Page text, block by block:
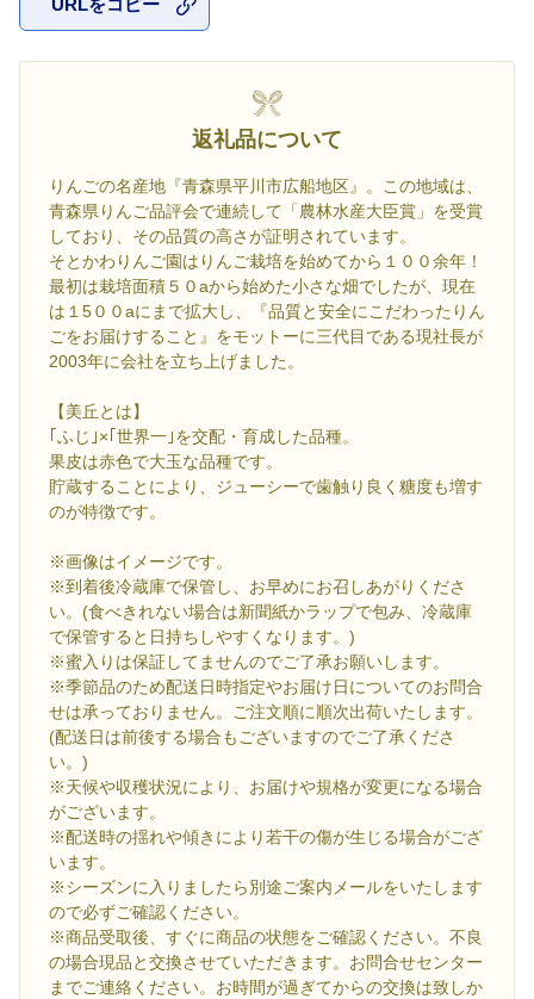
URLをコピー
返礼品について
りんごの名産地『青森県平川市広船地区』。この地域は、
青森県りんご品評会で連続して「農林水産大臣賞」を受賞
しており、その品質の高さが証明されています。
そとかわりんご園はりんご栽培を始めてから１００余年！
最初は栽培面積５０aから始めた小さな畑でしたが、現在
は１5００aにまで拡大し、『品質と安全にこだわったりん
ごをお届けすること』をモットーに三代目である現社長が
2003年に会社を立ち上げました。
【美丘とは】
｢ふじ｣×｢世界一｣を交配・育成した品種。
果皮は赤色で大玉な品種です。
貯蔵することにより、ジューシーで歯触り良く糖度も増す
のが特徴です。
※画像はイメージです。
※到着後冷蔵庫で保管し、お早めにお召しあがりくださ
い。(食べきれない場合は新聞紙かラップで包み、冷蔵庫
で保管すると日持ちしやすくなります。)
※蜜入りは保証してませんのでご了承お願いします。
※季節品のため配送日時指定やお届け日についてのお問合
せは承っておりません。ご注文順に順次出荷いたします。
(配送日は前後する場合もございますのでご了承くださ
い。)
※天候や収穫状況により、お届けや規格が変更になる場合
がございます。
※配送時の揺れや傾きにより若干の傷が生じる場合がござ
います。
※シーズンに入りましたら別途ご案内メールをいたします
ので必ずご確認ください。
※商品受取後、すぐに商品の状態をご確認ください。不良
の場合現品と交換させていただきます。お問合せセンター
までご連絡ください。お時間が過ぎてからの交換は致しか